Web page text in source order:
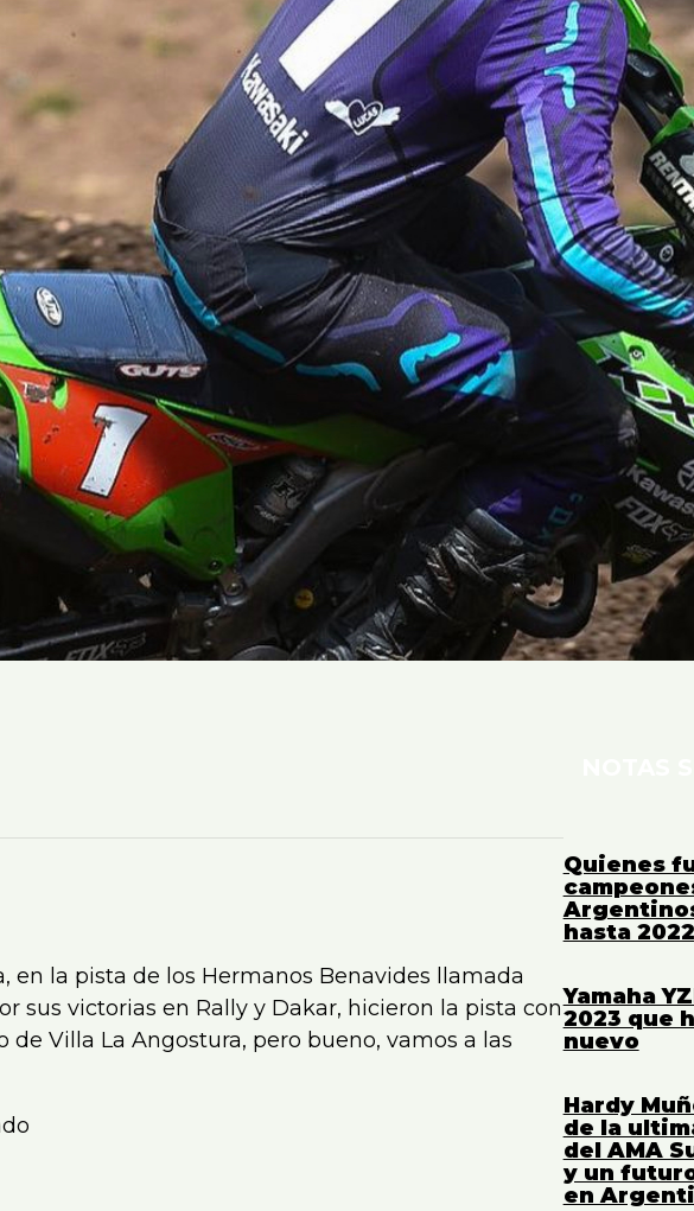
en la pista de los Hermanos Benavides llamada
sus victorias en Rally y Dakar, hicieron la pista con
Villa La Angostura, pero bueno, vamos a las
Quienes
hasta 2022
Yamaha
2023 que
nuevo
Hardy
de la
del AMA
y un
en